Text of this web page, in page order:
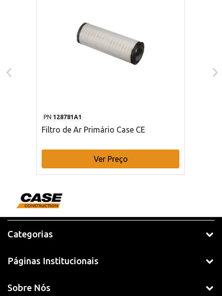
PN 128781A1
Filtro de Ar Primário Case CE
Ver Preço
Categorias
Páginas Institucionais
Sobre Nós